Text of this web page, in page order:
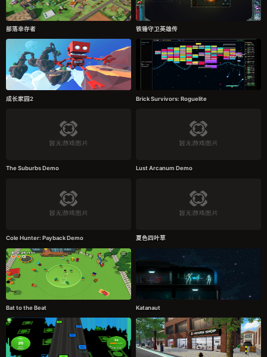
部落幸存者 铁锤守卫英雄传
成长家园2 Brick Survivors: Roguelite
The Suburbs Demo Lust Arcanum Demo
Cole Hunter: Payback Demo 夏色四叶草
Bat to the Beat Katanaut